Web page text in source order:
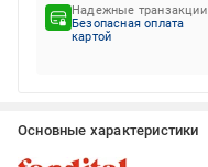
Надежные транзакции
Безопасная оплата
картой
Основные характеристики